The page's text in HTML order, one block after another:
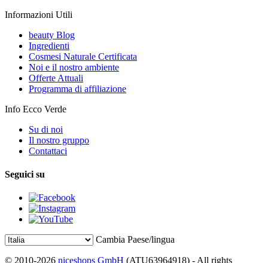
Informazioni Utili
beauty Blog
Ingredienti
Cosmesi Naturale Certificata
Noi e il nostro ambiente
Offerte Attuali
Programma di affiliazione
Info Ecco Verde
Su di noi
Il nostro gruppo
Contattaci
Seguici su
Cambia Paese/lingua
© 2010-2026 niceshops GmbH (ATU63964918) - All rights